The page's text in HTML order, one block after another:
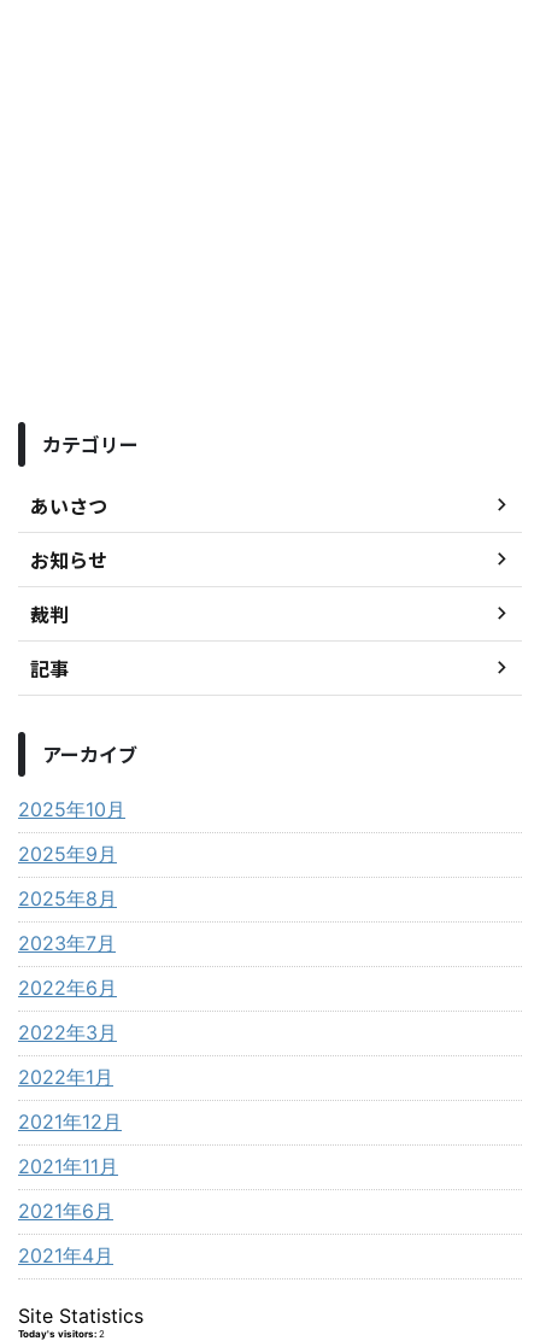
カテゴリー
あいさつ
お知らせ
裁判
記事
アーカイブ
2025年10月
2025年9月
2025年8月
2023年7月
2022年6月
2022年3月
2022年1月
2021年12月
2021年11月
2021年6月
2021年4月
Site Statistics
Today's visitors: 2